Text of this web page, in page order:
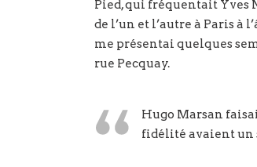
Pied, qui fréquentait Yves
de l’un et l’autre à Paris à
me présentai quelques
rue Pecquay.
Hugo Marsan
fidélité avaient un